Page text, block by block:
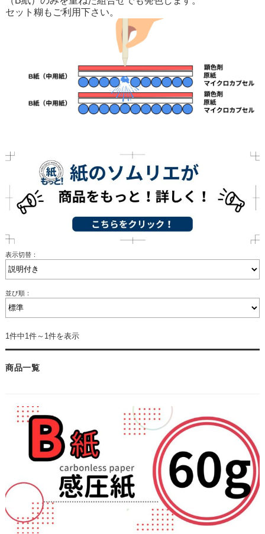
セット糊もご利用下さい。
表示切替：
並び順：
1件中1件～1件を表示
商品一覧